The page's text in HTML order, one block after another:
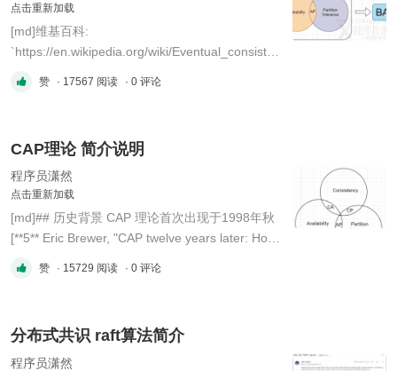
点击重新加载
[md]维基百科:
`https://en.wikipedia.org/wiki/Eventual_consisten
(atomicity, consistency, isolation, durability) *
**Basical ...
赞 · 17567 阅读 · 0 评论
CAP理论 简介说明
程序员潇然
点击重新加载
[md]## 历史背景 CAP 理论首次出现于1998年秋
[**5** Eric Brewer, "CAP twelve years later: How
Brewer, "Harvest, Yield and Scalable Tolerant
Syst ...
赞 · 15729 阅读 · 0 评论
分布式共识 raft算法简介
程序员潇然